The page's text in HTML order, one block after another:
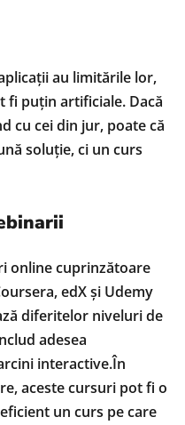
au limitările lor,
fi puțin artificiale. Dacă
cu cei din jur, poate că
soluție, ci un curs
online cuprinzătoare
edX și Udemy
diferitelor niveluri de
adesea
interactive.În
aceste cursuri pot fi o
un curs pe care